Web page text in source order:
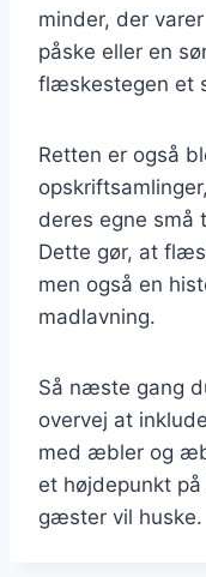
minder, der
påske eller en
flæskestegen et
Retten er også
deres egne små
Dette gør, at
men også en
madlavning.
Så næste gang
overvej at
med æbler og
et højdepunkt
gæster vil huske.